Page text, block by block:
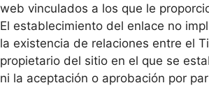
web vinculados a los que le
El establecimiento del enlace no
la existencia de relaciones entre el
propietario del sitio en el que se
ni la aceptación o aprobación por